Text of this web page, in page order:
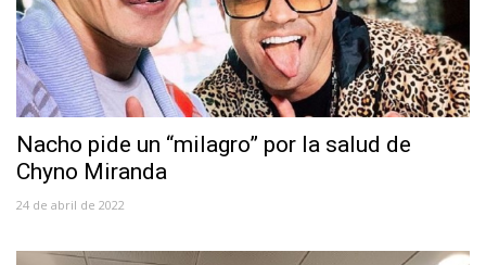
Nacho pide un “milagro” por la salud de
Chyno Miranda
24 de abril de 2022